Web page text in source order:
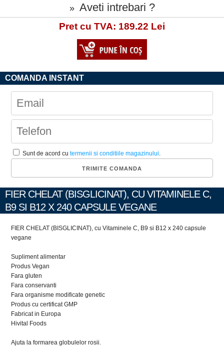
» Aveti intrebari ?
Pret cu TVA: 189.22 Lei
COMANDA INSTANT
Sunt de acord cutermenii si conditiile magazinului.
FIER CHELAT (BISGLICINAT), CU VITAMINELE C,
B9 SI B12 X 240 CAPSULE VEGANE
FIER CHELAT (BISGLICINAT), cu Vitaminele C, B9 si B12 x 240 capsule
vegane
Supliment alimentar
Produs Vegan
Fara gluten
Fara conservanti
Fara organisme modificate genetic
Produs cu certificat GMP
Fabricat in Europa
Hivital Foods
Ajuta la formarea globulelor rosii.